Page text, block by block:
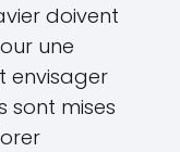
doivent
une
envisager
sont mises